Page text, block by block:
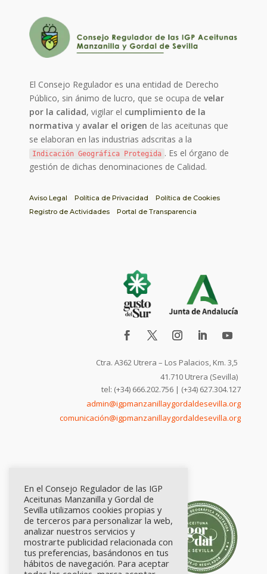
El Consejo Regulador es una entidad de Derecho
Público, sin ánimo de lucro, que se ocupa develar
por la calidad, vigilar el cumplimiento de la
normativa y avalar el origen de las aceitunas que
se elaboran en las industrias adscritas a la
Indicación Geográfica Protegida . Es el órgano de
gestión de dichas denominaciones de Calidad.
Aviso Legal Política de Privacidad
Política de Cookies
Registro de Actividades
Portal de Transparencia
Ctra. A362 Utrera – Los Palacios, Km. 3,5
41.710 Utrera (Sevilla)
tel: (+34) 666.202.756 | (+34) 627.304.127
admin@igpmanzanillaygordaldesevilla.org
comunicación@igpmanzanillaygordaldesevilla.org
En el Consejo Regulador de las IGP
Aceitunas Manzanilla y Gordal de
Sevilla utilizamos cookies propias y
de terceros para personalizar la web,
analizar nuestros servicios y
mostrarte publicidad relacionada con
tus preferencias, basándonos en tus
hábitos de navegación. Para aceptar